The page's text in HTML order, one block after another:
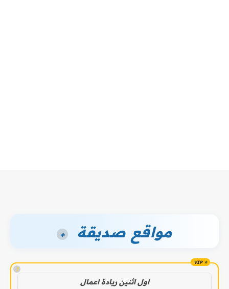
مواقع صديقة +
!
اول اثنين ريادة اعمال